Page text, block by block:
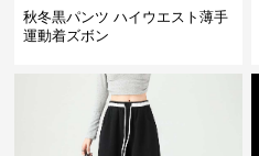
秋冬黒パンツ ハイウエスト薄手
運動着ズボン